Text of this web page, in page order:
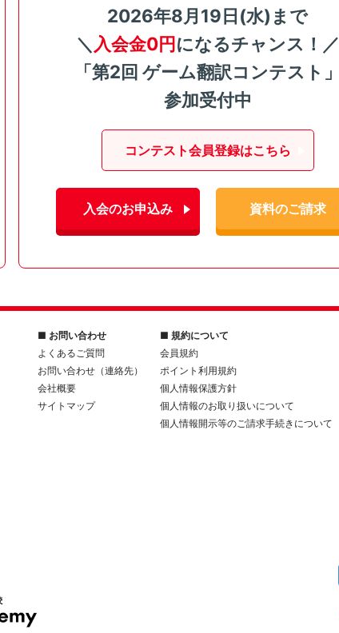
2026年8月19日(水)まで
＼ 入会金0円になるチャンス！／
「第2回 ゲーム翻訳コンテスト」
参加受付中
コンテスト会員登録はこちら
入会のお申込み 資料のご請求
■ お問い合わせ
よくあるご質問
お問い合わせ（連絡先）
会社概要
サイトマップ
■ 規約について
会員規約
ポイント利用規約
個人情報保護方針
個人情報のお取り扱いについて
個人情報開示等のご請求手続きについて